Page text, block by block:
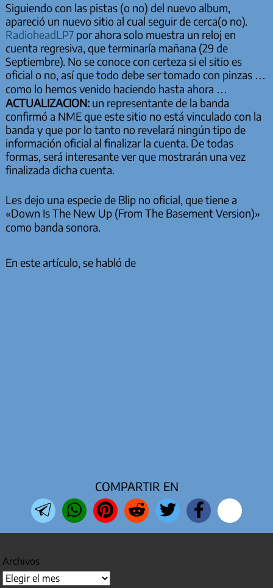
Siguiendo con las pistas (o no) del nuevo album,
apareció un nuevo sitio al cual seguir de cerca(o no).
RadioheadLP7por ahora solo muestra un reloj en
cuenta regresiva, que terminaría mañana (29 de
Septiembre). No se conoce con certeza si el sitio es
oficial o no, así que todo debe ser tomado con pinzas …
como lo hemos venido haciendo hasta ahora …
ACTUALIZACION: un representante de la banda
confirmó a NME que este sitio no está vinculado con la
banda y que por lo tanto no revelará ningún tipo de
información oficial al finalizar la cuenta. De todas
formas, será interesante ver que mostrarán una vez
finalizada dicha cuenta.
Les dejo una especie de Blip no oficial, que tiene a
«Down Is The New Up (From The Basement Version)»
como banda sonora.
En este artículo, se habló de
COMPARTIR EN
Archivos